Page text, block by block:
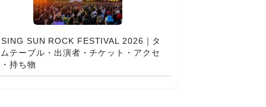
SUN ROCK FESTIVAL 2026｜タ
テーブル・出演者・チケット・アクセ
持ち物